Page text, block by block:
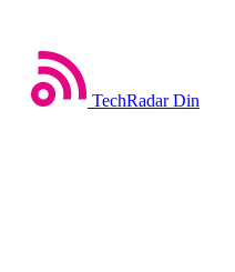
TechRadar Din